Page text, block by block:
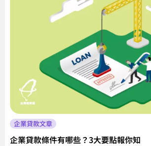
企業貸款文章
企業貸款條件有哪些？3大要點報你知